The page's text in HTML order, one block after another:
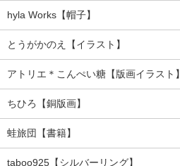
hyla Works【帽子】
とうがかのえ【イラスト】
アトリエ＊こんぺい糖【版画イラスト】
ちひろ【銅版画】
蛙旅団【書籍】
taboo925【シルバーリング】